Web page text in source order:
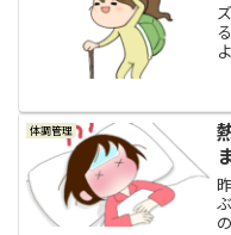
体調管理